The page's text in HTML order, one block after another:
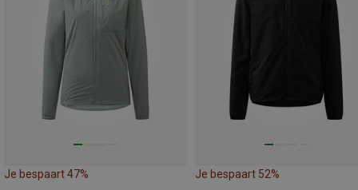
Je bespaart 47% Je bespaart 52%